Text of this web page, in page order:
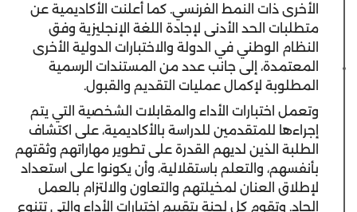
الأخرى ذات النمط الفرنسي. كما أعلنت الأكاديمية عن
متطلبات الحد الأدنى لإجادة اللغة الإنجليزية وفق
النظام الوطني في الدولة والاختبارات الدولية الأخرى
المعتمدة، إلى جانب عدد من المستندات الرسمية
المطلوبة لإكمال عمليات التقديم والقبول.
وتعمل اختبارات الأداء والمقابلات الشخصية التي يتم
إجراءها للمتقدمين للدراسة بالأكاديمية، على اكتشاف
الطلبة الذين لديهم القدرة على تطوير مهاراتهم وثقتهم
بأنفسهم، والتعلم باستقلالية، وأن يكونوا على استعداد
لإطلاق العنان لمخيلتهم والتعاون والالتزام بالعمل
الجاد. وتقوم كل لجنة بتقييم اختبارات الأداء والتي تتنوع